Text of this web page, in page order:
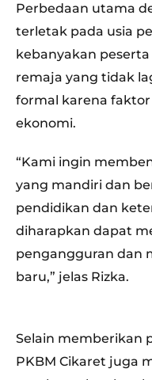
Perbedaan utama
terletak pada usia
kebanyakan
remaja yang tidak
formal karena
ekonomi.
“Kami ingin
yang mandiri dan
pendidikan dan
diharapkan dapat
pengangguran dan
baru,” jelas Rizka.
Selain memberikan
PKBM Cikaret juga